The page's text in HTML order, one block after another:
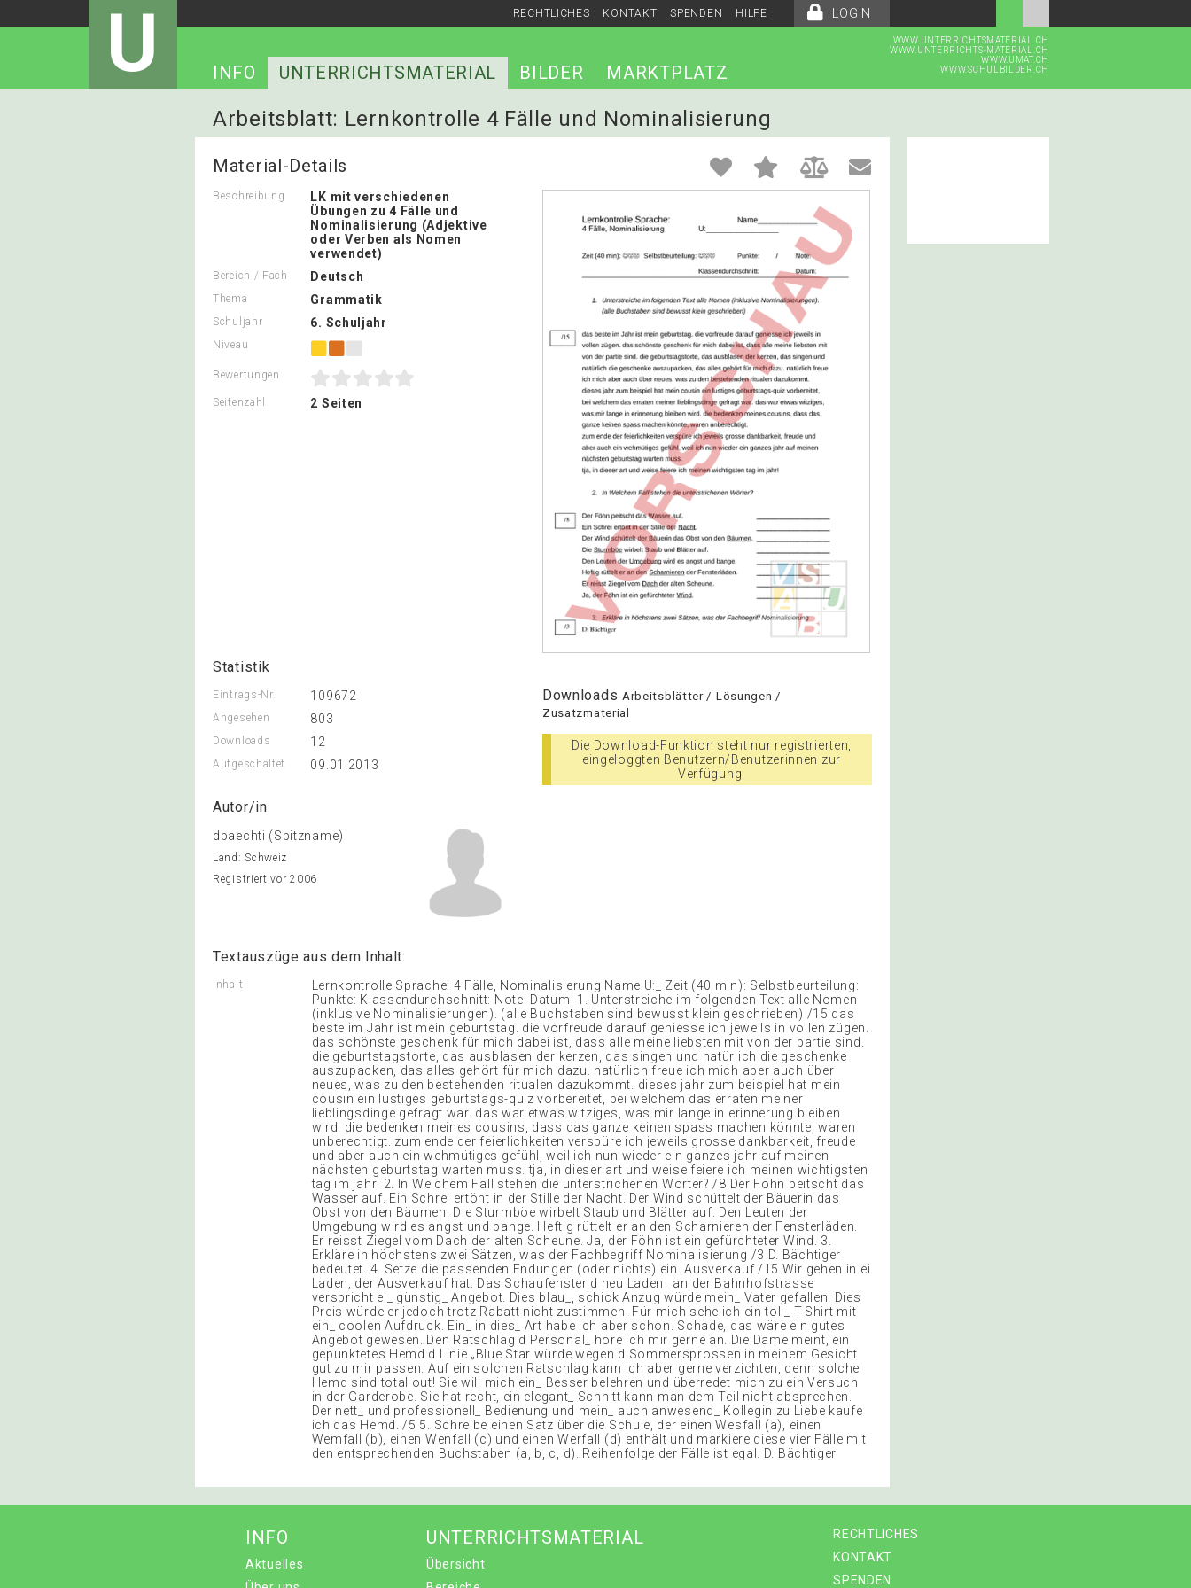
LOGIN
RECHTLICHES KONTAKT SPENDEN HILFE
U
WWW.UNTERRICHTSMATERIAL.CH
WWW.UNTERRICHTS-MATERIAL.CH
WWW.UMAT.CH
WWW.SCHULBILDER.CH
INFO UNTERRICHTSMATERIAL BILDER MARKTPLATZ
Arbeitsblatt: Lernkontrolle 4 Fälle und Nominalisierung
Material-Details
Beschreibung
LK mit verschiedenen
Übungen zu 4 Fälle und
Nominalisierung (Adjektive
oder Verben als Nomen
verwendet)
Bereich / Fach Deutsch
Thema Grammatik
Schuljahr 6. Schuljahr
Niveau
Bewertungen
Seitenzahl 2 Seiten
Statistik
Eintrags-Nr. 109672
Angesehen 803
Downloads 12
Aufgeschaltet 09.01.2013
Autor/in
dbaechti (Spitzname)
Land: Schweiz
Registriert vor 2006
Downloads Arbeitsblätter / Lösungen /
Zusatzmaterial
Die Download-Funktion steht nur registrierten,
eingeloggten Benutzern/Benutzerinnen zur
Verfügung.
Textauszüge aus dem Inhalt:
Inhalt
Lernkontrolle Sprache: 4 Fälle, Nominalisierung Name U:_ Zeit (40 min): Selbstbeurteilung:
Punkte: Klassendurchschnitt: Note: Datum: 1. Unterstreiche im folgenden Text alle Nomen
(inklusive Nominalisierungen). (alle Buchstaben sind bewusst klein geschrieben) /15 das
beste im Jahr ist mein geburtstag. die vorfreude darauf geniesse ich jeweils in vollen zügen.
das schönste geschenk für mich dabei ist, dass alle meine liebsten mit von der partie sind.
die geburtstagstorte, das ausblasen der kerzen, das singen und natürlich die geschenke
auszupacken, das alles gehört für mich dazu. natürlich freue ich mich aber auch über
neues, was zu den bestehenden ritualen dazukommt. dieses jahr zum beispiel hat mein
cousin ein lustiges geburtstags-quiz vorbereitet, bei welchem das erraten meiner
lieblingsdinge gefragt war. das war etwas witziges, was mir lange in erinnerung bleiben
wird. die bedenken meines cousins, dass das ganze keinen spass machen könnte, waren
unberechtigt. zum ende der feierlichkeiten verspüre ich jeweils grosse dankbarkeit, freude
und aber auch ein wehmütiges gefühl, weil ich nun wieder ein ganzes jahr auf meinen
nächsten geburtstag warten muss. tja, in dieser art und weise feiere ich meinen wichtigsten
tag im jahr! 2. In Welchem Fall stehen die unterstrichenen Wörter? /8 Der Föhn peitscht das
Wasser auf. Ein Schrei ertönt in der Stille der Nacht. Der Wind schüttelt der Bäuerin das
Obst von den Bäumen. Die Sturmböe wirbelt Staub und Blätter auf. Den Leuten der
Umgebung wird es angst und bange. Heftig rüttelt er an den Scharnieren der Fensterläden.
Er reisst Ziegel vom Dach der alten Scheune. Ja, der Föhn ist ein gefürchteter Wind. 3.
Erkläre in höchstens zwei Sätzen, was der Fachbegriff Nominalisierung /3 D. Bächtiger
bedeutet. 4. Setze die passenden Endungen (oder nichts) ein. Ausverkauf /15 Wir gehen in ei
Laden, der Ausverkauf hat. Das Schaufenster d neu Laden_ an der Bahnhofstrasse
verspricht ei_ günstig_ Angebot. Dies blau_, schick Anzug würde mein_ Vater gefallen. Dies
Preis würde er jedoch trotz Rabatt nicht zustimmen. Für mich sehe ich ein toll_ T-Shirt mit
ein_ coolen Aufdruck. Ein_ in dies_ Art habe ich aber schon. Schade, das wäre ein gutes
Angebot gewesen. Den Ratschlag d Personal_ höre ich mir gerne an. Die Dame meint, ein
gepunktetes Hemd d Linie „Blue Star würde wegen d Sommersprossen in meinem Gesicht
gut zu mir passen. Auf ein solchen Ratschlag kann ich aber gerne verzichten, denn solche
Hemd sind total out! Sie will mich ein_ Besser belehren und überredet mich zu ein Versuch
in der Garderobe. Sie hat recht, ein elegant_ Schnitt kann man dem Teil nicht absprechen.
Der nett_ und professionell_ Bedienung und mein_ auch anwesend_ Kollegin zu Liebe kaufe
ich das Hemd. /5 5. Schreibe einen Satz über die Schule, der einen Wesfall (a), einen
Wemfall (b), einen Wenfall (c) und einen Werfall (d) enthält und markiere diese vier Fälle mit
den entsprechenden Buchstaben (a, b, c, d). Reihenfolge der Fälle ist egal. D. Bächtiger
RECHTLICHES
KONTAKT
SPENDEN
INFO
Aktuelles
UNTERRICHTSMATERIAL
Übersicht